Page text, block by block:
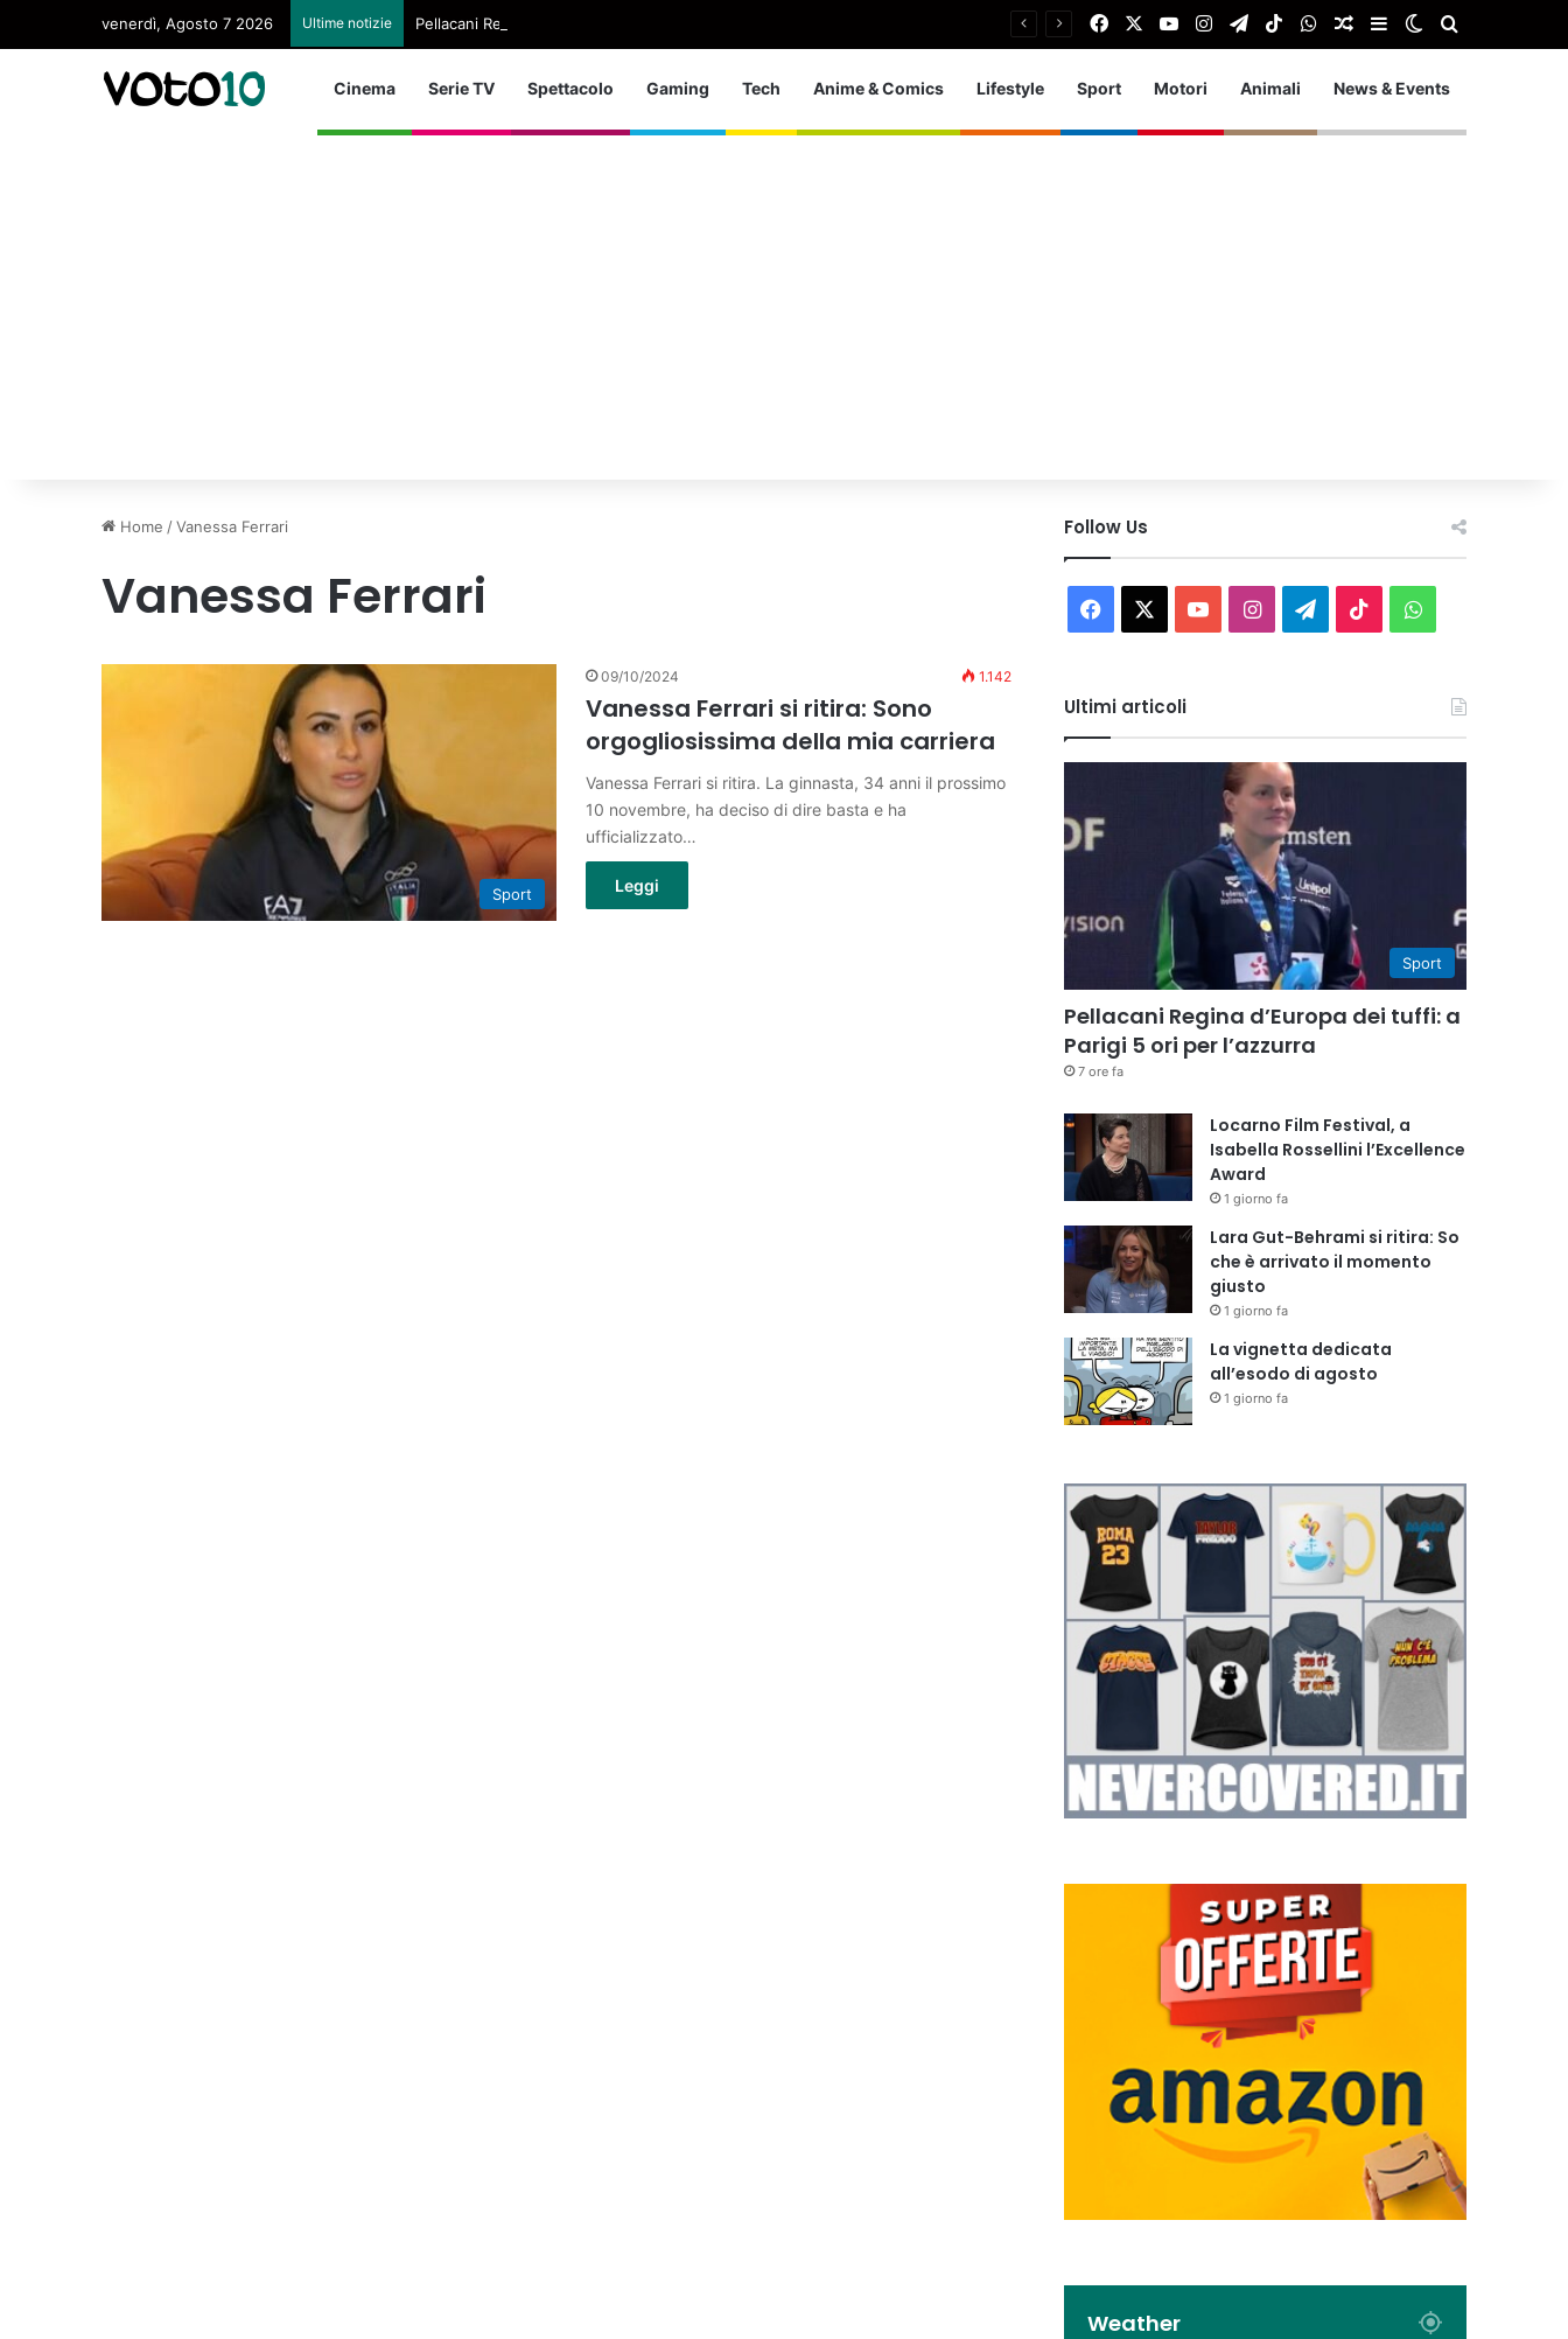
venerdì, Agosto 7 2026 Ultime notizie Pellacani Regina d’Europa dei tuffi: a Parigi 5 ori per l’azzurra FacebookYou TubeInstagram
TelegramTikTokWhatsApp
Articolo Random
Barra laterale
Cambia aspetto
Cinema Serie TV Spettacolo Gaming Tech Anime & Comics Lifestyle Sport Motori Animali News & Events
Home /Vanessa Ferrari
Vanessa Ferrari
Sport
09/10/2024 1.142
Vanessa Ferrari si ritira: Sono
orgogliosissima della mia carriera
Vanessa Ferrari si ritira. La ginnasta, 34 anni il prossimo
10 novembre, ha deciso di dire basta e ha
ufficializzato…
Leggi
Follow Us
Facebook You InstagramTelegram
TikTokWhatsApp
Ultimi articoli
Sport
Pellacani Regina d’Europa dei tuffi: a
Parigi 5 ori per l’azzurra
7 ore fa
Locarno Film Festival, a
Isabella Rossellini l’Excellence
Award
1 giorno fa
Lara Gut-Behrami si ritira: So
che è arrivato il momento
giusto
1 giorno fa
La vignetta dedicata
all’esodo di agosto
1 giorno fa
Weather